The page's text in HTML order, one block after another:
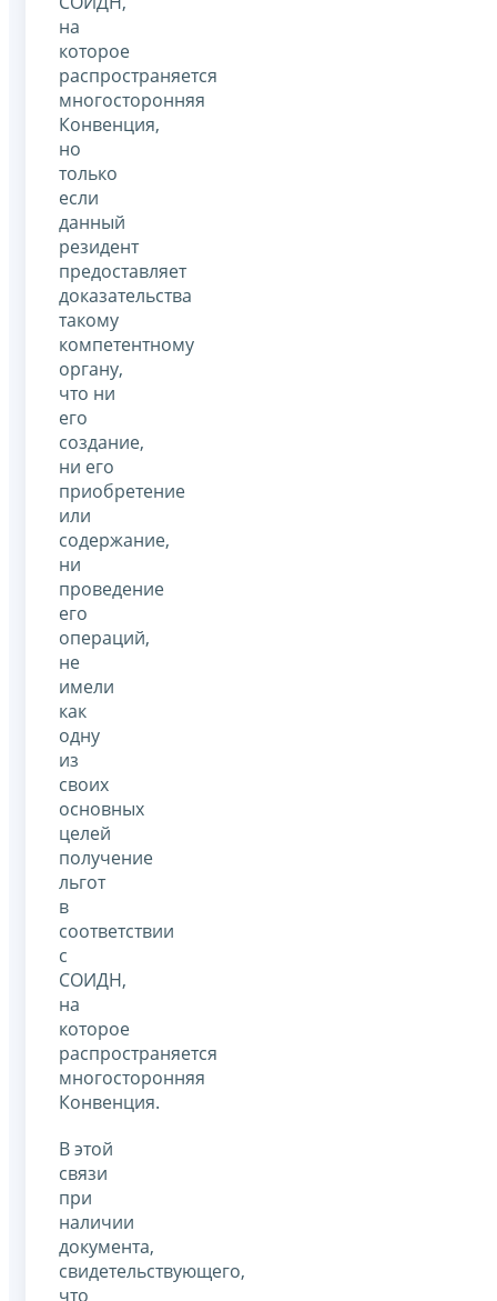
на
которое
распространяется
многосторонняя
Конвенция,
но
только
если
данный
резидент
предоставляет
доказательства
такому
компетентному
органу,
что ни
его
создание,
ни его
приобретение
или
содержание,
ни
проведение
его
операций,
не
имели
как
одну
из
своих
основных
целей
получение
льгот
в
соответствии
с
СОИДН,
на
которое
распространяется
многосторонняя
Конвенция.
В этой
связи
при
наличии
документа,
свидетельствующего,
что